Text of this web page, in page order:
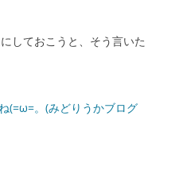
しておこうと、そう言いた
(=ω=。(みどりうかブログ